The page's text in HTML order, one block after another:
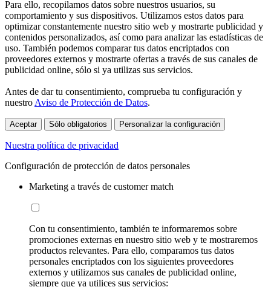
Para ello, recopilamos datos sobre nuestros usuarios, su
comportamiento y sus dispositivos. Utilizamos estos datos para
optimizar constantemente nuestro sitio web y mostrarte publicidad y
contenidos personalizados, así como para analizar las estadísticas de
uso. También podemos comparar tus datos encriptados con
proveedores externos y mostrarte ofertas a través de sus canales de
publicidad online, sólo si ya utilizas sus servicios.
Antes de dar tu consentimiento, comprueba tu configuración y
nuestro Aviso de Protección de Datos.
Aceptar Sólo obligatorios Personalizar la configuración
Nuestra política de privacidad
Configuración de protección de datos personales
Marketing a través de customer match
Con tu consentimiento, también te informaremos sobre
promociones externas en nuestro sitio web y te mostraremos
productos relevantes. Para ello, comparamos tus datos
personales encriptados con los siguientes proveedores
externos y utilizamos sus canales de publicidad online,
siempre que ya utilices sus servicios: